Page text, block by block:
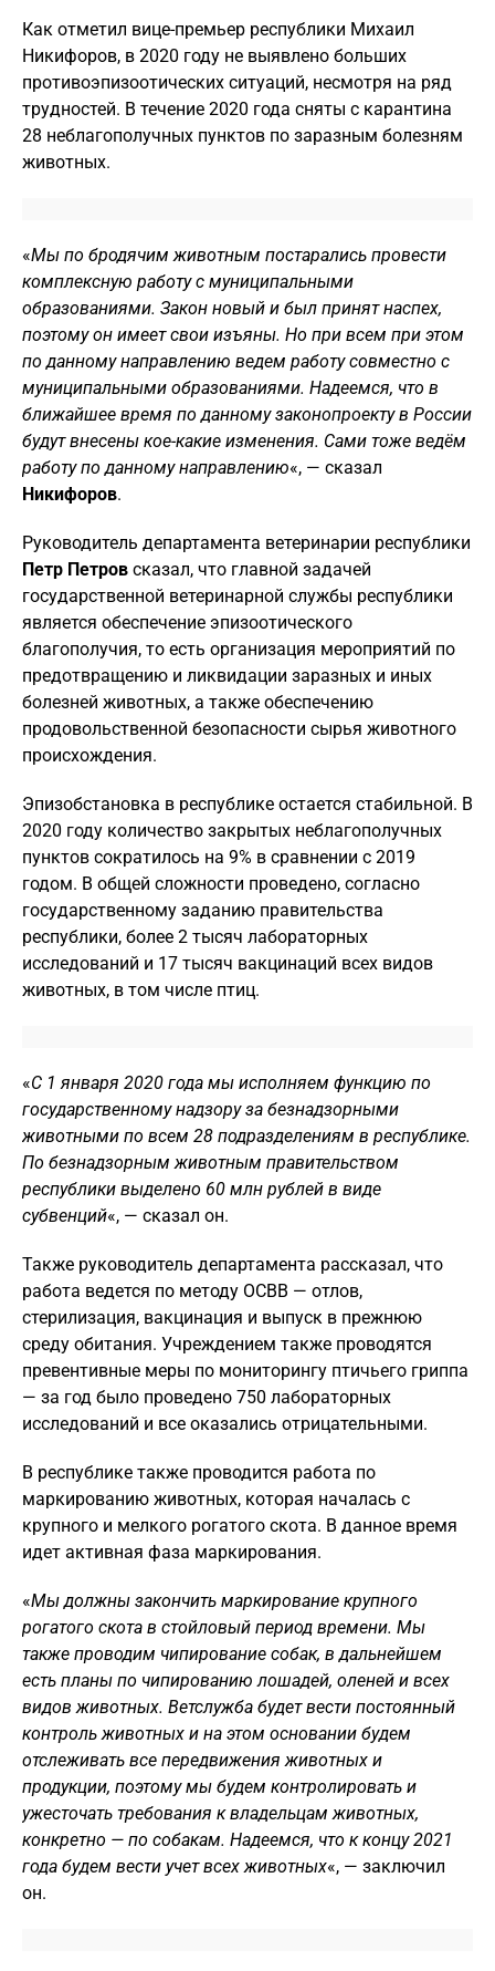
Как отметил вице-премьер республики Михаил
Никифоров, в 2020 году не выявлено больших
противоэпизоотических ситуаций, несмотря на ряд
трудностей. В течение 2020 года сняты с карантина
28 неблагополучных пунктов по заразным болезням
животных.
«Мы по бродячим животным постарались провести
комплексную работу с муниципальными
образованиями. Закон новый и был принят наспех,
поэтому он имеет свои изъяны. Но при всем при этом
по данному направлению ведем работу совместно с
муниципальными образованиями. Надеемся, что в
ближайшее время по данному законопроекту в России
будут внесены кое-какие изменения. Сами тоже ведём
работу по данному направлению«, — сказал
Никифоров.
Руководитель департамента ветеринарии республики
Петр Петров сказал, что главной задачей
государственной ветеринарной службы республики
является обеспечение эпизоотического
благополучия, то есть организация мероприятий по
предотвращению и ликвидации заразных и иных
болезней животных, а также обеспечению
продовольственной безопасности сырья животного
происхождения.
Эпизобстановка в республике остается стабильной. В
2020 году количество закрытых неблагополучных
пунктов сократилось на 9% в сравнении с 2019
годом. В общей сложности проведено, согласно
государственному заданию правительства
республики, более 2 тысяч лабораторных
исследований и 17 тысяч вакцинаций всех видов
животных, в том числе птиц.
«С 1 января 2020 года мы исполняем функцию по
государственному надзору за безнадзорными
животными по всем 28 подразделениям в республике.
По безнадзорным животным правительством
республики выделено 60 млн рублей в виде
субвенций«, — сказал он.
Также руководитель департамента рассказал, что
работа ведется по методу ОСВВ — отлов,
стерилизация, вакцинация и выпуск в прежнюю
среду обитания. Учреждением также проводятся
превентивные меры по мониторингу птичьего гриппа
— за год было проведено 750 лабораторных
исследований и все оказались отрицательными.
В республике также проводится работа по
маркированию животных, которая началась с
крупного и мелкого рогатого скота. В данное время
идет активная фаза маркирования.
«Мы должны закончить маркирование крупного
рогатого скота в стойловый период времени. Мы
также проводим чипирование собак, в дальнейшем
есть планы по чипированию лошадей, оленей и всех
видов животных. Ветслужба будет вести постоянный
контроль животных и на этом основании будем
отслеживать все передвижения животных и
продукции, поэтому мы будем контролировать и
ужесточать требования к владельцам животных,
конкретно — по собакам. Надеемся, что к концу 2021
года будем вести учет всех животных«, — заключил
он.